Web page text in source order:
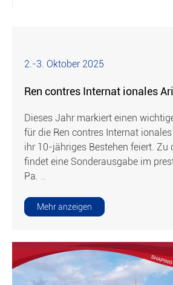
2.-3. Oktober 2025
Ren contres Internat ionales
Dieses Jahr markiert einen
für die Ren contres Internat
ihr 10-jähriges Bestehen feiert. Zu
findet eine Sonderausgabe im
Pa. ..
Mehr anzeigen